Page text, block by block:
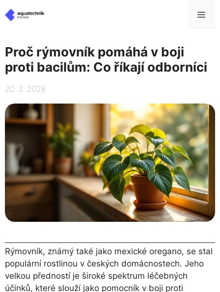
na
Proč rýmovník pomáhá v boji
proti bacilům: Co říkají odborníci
20. 3. 2026
Rýmovník, známý také jako mexické oregano, se stal
populární rostlinou v českých domácnostech. Jeho
velkou předností je široké spektrum léčebných
účinků, které slouží jako pomocník v boji proti